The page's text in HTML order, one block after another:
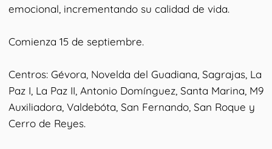
emocional, incrementando su calidad de vida.
Comienza 15 de septiembre.
Centros: Gévora, Novelda del Guadiana, Sagrajas, La
Paz I, La Paz II, Antonio Domínguez, Santa Marina, M9
Auxiliadora, Valdebóta, San Fernando, San Roque y
Cerro de Reyes.